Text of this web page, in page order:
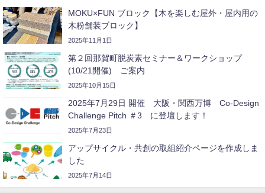
MOKU×FUN ブロック【木を楽しむ屋外・屋内用の
木粉舗装ブロック】
2025年11月1日
第２回那賀町脱炭素セミナー＆ワークショップ
(10/21開催) ご案内
2025年10月15日
2025年7月29日 開催 大阪・関西万博 Co-Design
Challenge Pitch ＃3 に登壇します！
2025年7月23日
アップサイクル・共創の取組紹介ページを作成しま
した
2025年7月14日